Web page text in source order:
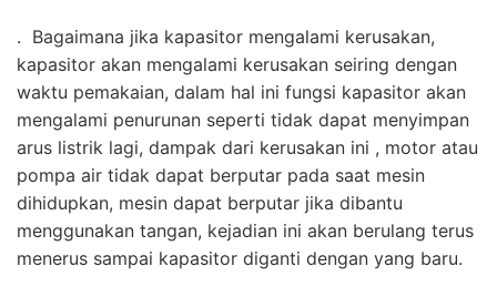
. Bagaimana jika kapasitor mengalami kerusakan,
kapasitor akan mengalami kerusakan seiring dengan
waktu pemakaian, dalam hal ini fungsi kapasitor akan
mengalami penurunan seperti tidak dapat menyimpan
arus listrik lagi, dampak dari kerusakan ini , motor atau
pompa air tidak dapat berputar pada saat mesin
dihidupkan, mesin dapat berputar jika dibantu
menggunakan tangan, kejadian ini akan berulang terus
menerus sampai kapasitor diganti dengan yang baru.